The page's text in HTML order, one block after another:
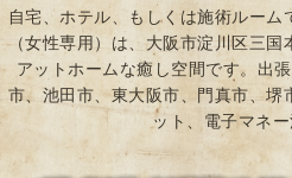
自宅、ホテル、もしくは施術ルー
（女性専用）は、大阪市淀川区三国
アットホームな癒し空間です。出
市、池田市、東大阪市、門真市、堺
ット、電子マネー